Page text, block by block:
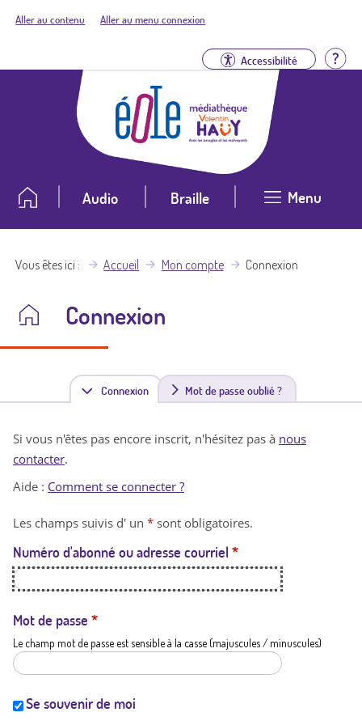
Aller au contenu Aller au menu connexion
Accessibilité
Audio Braille Menu
Vous êtes ici Accueil Mon compte Connexion
Connexion
Connexion(
n
t
a
t
i
Mot de passe oublié ?
Si vous n'êtes pas encore inscrit, n'hésitez pas à nous
contacter.
Aide : Comment se connecter ?
Les champs suivis d' un * sont obligatoires.
Numéro d'abonné ou adresse courriel *
Mot de passe *
Le champ mot de passe est sensible à la casse (majuscules / minuscules)
Se souvenir de moi